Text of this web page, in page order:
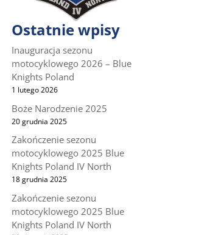
Ostatnie wpisy
Inauguracja sezonu
motocyklowego 2026 – Blue
Knights Poland
1 lutego 2026
Boże Narodzenie 2025
20 grudnia 2025
Zakończenie sezonu
motocyklowego 2025 Blue
Knights Poland IV North
18 grudnia 2025
Zakończenie sezonu
motocyklowego 2025 Blue
Knights Poland IV North